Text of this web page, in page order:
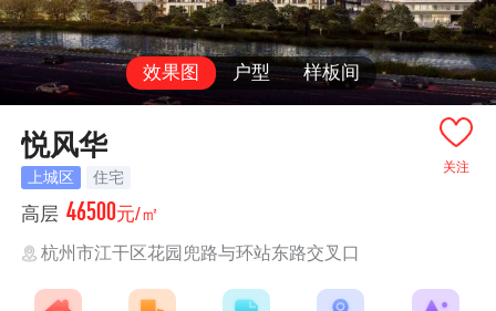
效果图 户型 样板间
关注
悦风华
上城区 住宅
高层 46500元/㎡
杭州市江干区花园兜路与环站东路交叉口